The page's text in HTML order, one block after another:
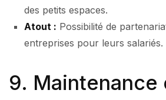
des petits espaces.
Atout : Possibilité de
entreprises pour leurs salariés.
9. Maintenance